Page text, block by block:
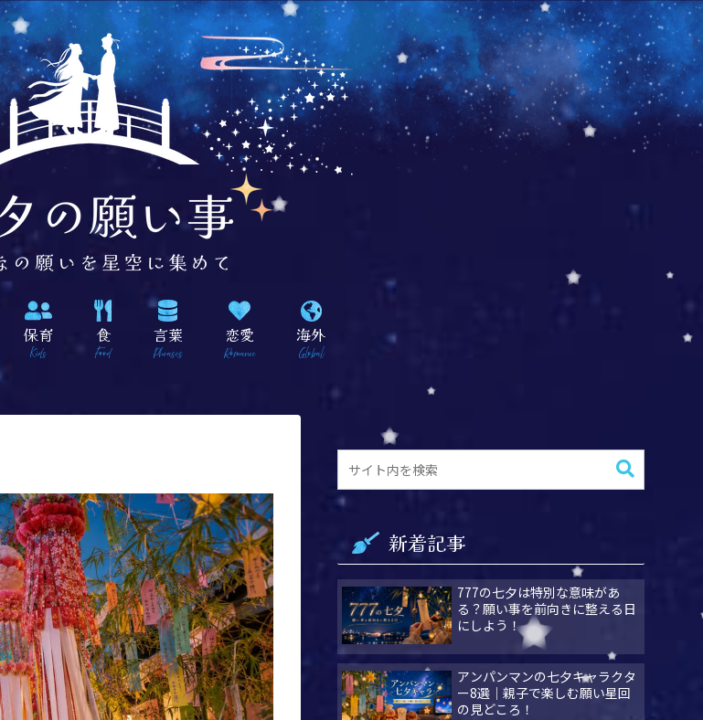
保育
Kids
食
Food
言葉
Phrases
恋愛
Romance
海外
Global
ら背景が見える！
新着記事
777の七夕は特別な意味があ
る？願い事を前向きに整える日
にしよう！
アンパンマンの七夕キャラクタ
ー8選｜親子で楽しむ願い星回
の見どころ！